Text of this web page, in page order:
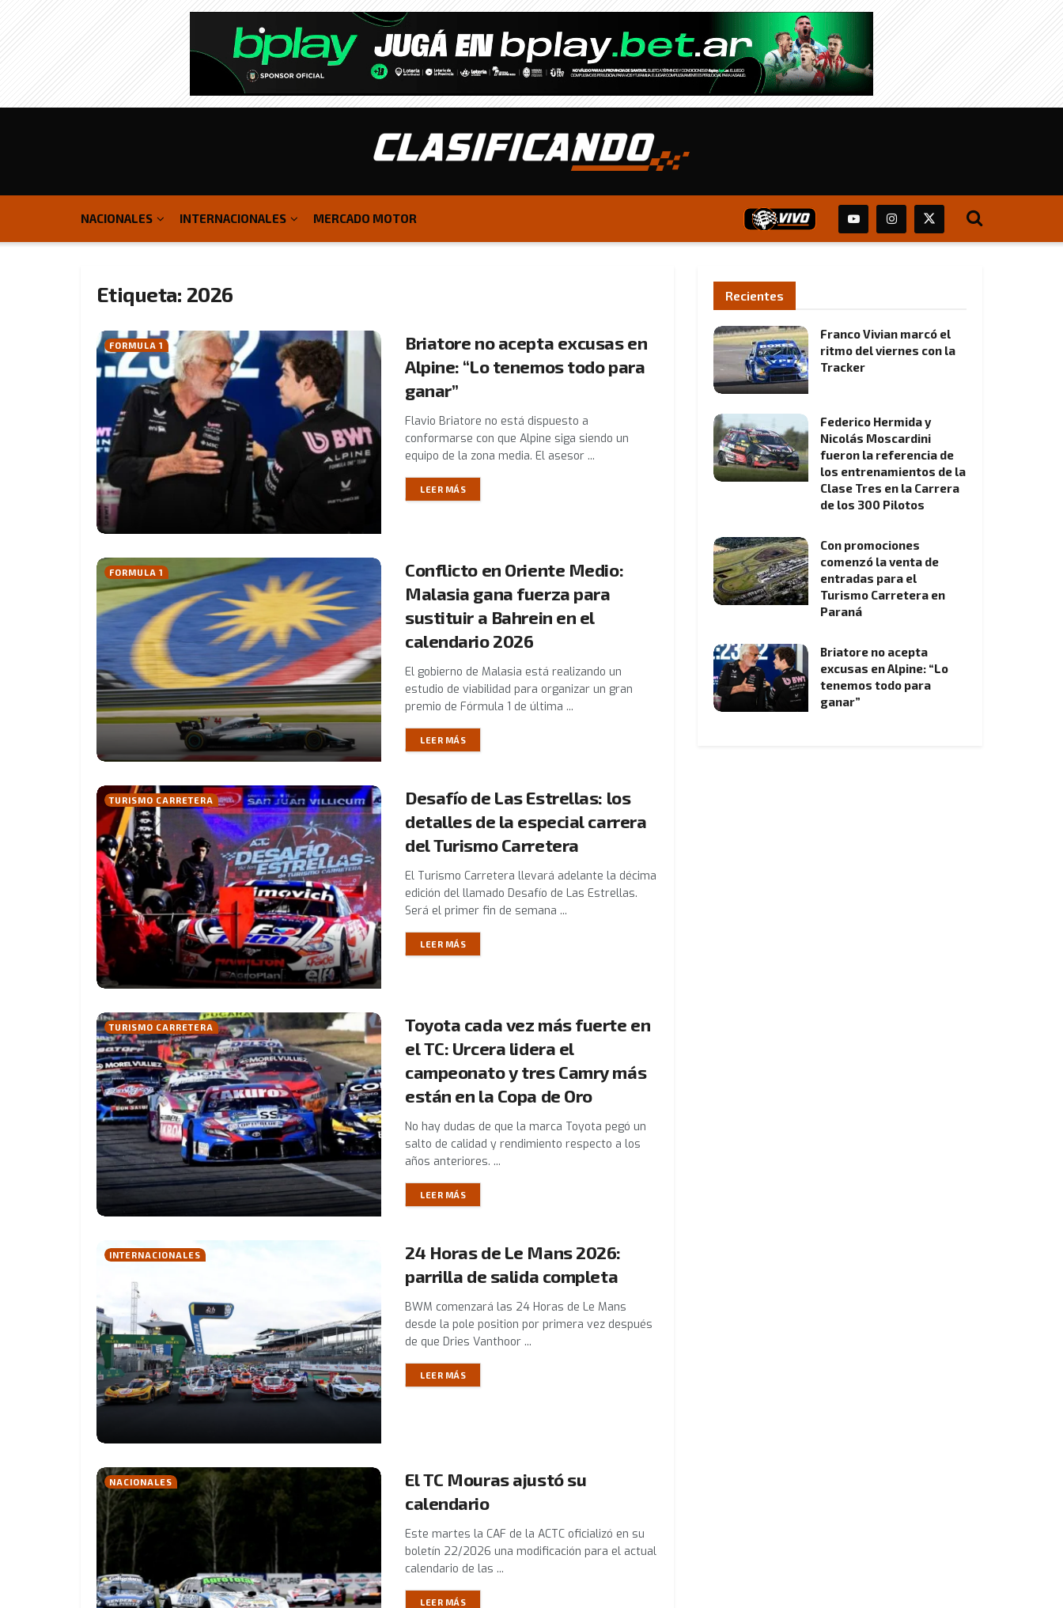
NACIONALES INTERNACIONALES MERCADO MOTOR
Etiqueta: 2026
FORMULA 1
Briatore no acepta excusas en
Alpine: “Lo tenemos todo para
ganar”
Flavio Briatore no está dispuesto a
conformarse con que Alpine siga siendo un
equipo de la zona media. El asesor ...
LEER MÁS
FORMULA 1
Conflicto en Oriente Medio:
Malasia gana fuerza para
sustituir a Bahrein en el
calendario 2026
El gobierno de Malasia está realizando un
estudio de viabilidad para organizar un gran
premio de Fórmula 1 de última ...
LEER MÁS
TURISMO CARRETERA
Desafío de Las Estrellas: los
detalles de la especial carrera
del Turismo Carretera
El Turismo Carretera llevará adelante la décima
edición del llamado Desafío de Las Estrellas.
Será el primer fin de semana ...
LEER MÁS
TURISMO CARRETERA
Toyota cada vez más fuerte en
el TC: Urcera lidera el
campeonato y tres Camry más
están en la Copa de Oro
No hay dudas de que la marca Toyota pegó un
salto de calidad y rendimiento respecto a los
años anteriores. ...
LEER MÁS
INTERNACIONALES
24 Horas de Le Mans 2026:
parrilla de salida completa
BWM comenzará las 24 Horas de Le Mans
desde la pole position por primera vez después
de que Dries Vanthoor ...
LEER MÁS
NACIONALES
El TC Mouras ajustó su
calendario
Este martes la CAF de la ACTC oficializó en su
boletín 22/2026 una modificación para el actual
calendario de las ...
LEER MÁS
Recientes
Franco Vivian marcó el
ritmo del viernes con la
Tracker
Federico Hermida y
Nicolás Moscardini
fueron la referencia de
los entrenamientos de la
Clase Tres en la Carrera
de los 300 Pilotos
Con promociones
comenzó la venta de
entradas para el
Turismo Carretera en
Paraná
Briatore no acepta
excusas en Alpine: “Lo
tenemos todo para
ganar”